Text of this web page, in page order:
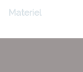
Materiel